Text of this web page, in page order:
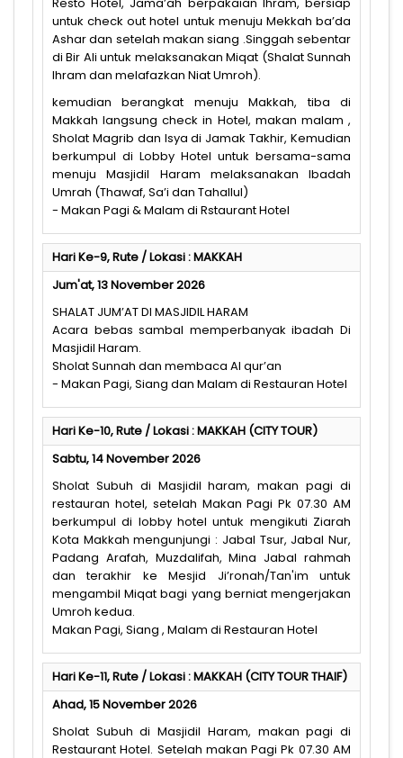
untuk check out hotel untuk menuju Mekkah ba’da
Ashar dan setelah makan siang .Singgah sebentar
di Bir Ali untuk melaksanakan Miqat (Shalat Sunnah
Ihram dan melafazkan Niat Umroh).
kemudian berangkat menuju Makkah, tiba di
Makkah langsung check in Hotel, makan malam ,
Sholat Magrib dan Isya di Jamak Takhir, Kemudian
berkumpul di Lobby Hotel untuk bersama-sama
menuju Masjidil Haram melaksanakan Ibadah
Umrah (Thawaf, Sa’i dan Tahallul)
- Makan Pagi & Malam di Rstaurant Hotel
Hari Ke-9, Rute / Lokasi : MAKKAH
Jum'at, 13 November 2026
SHALAT JUM’AT DI MASJIDIL HARAM
Acara bebas sambal memperbanyak ibadah Di
Masjidil Haram.
Sholat Sunnah dan membaca Al qur’an
- Makan Pagi, Siang dan Malam di Restauran Hotel
Hari Ke-10, Rute / Lokasi : MAKKAH (CITY TOUR)
Sabtu, 14 November 2026
Sholat Subuh di Masjidil haram, makan pagi di
restauran hotel, setelah Makan Pagi Pk 07.30 AM
berkumpul di lobby hotel untuk mengikuti Ziarah
Kota Makkah mengunjungi : Jabal Tsur, Jabal Nur,
Padang Arafah, Muzdalifah, Mina Jabal rahmah
dan terakhir ke Mesjid Ji’ronah/Tan'im untuk
mengambil Miqat bagi yang berniat mengerjakan
Umroh kedua.
Makan Pagi, Siang , Malam di Restauran Hotel
Hari Ke-11, Rute / Lokasi : MAKKAH (CITY TOUR THAIF)
Ahad, 15 November 2026
Sholat Subuh di Masjidil Haram, makan pagi di
Restaurant Hotel. Setelah makan Pagi Pk 07.30 AM